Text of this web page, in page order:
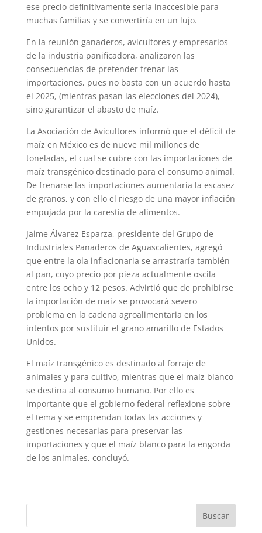
ese precio definitivamente sería inaccesible para
muchas familias y se convertiría en un lujo.
En la reunión ganaderos, avicultores y empresarios
de la industria panificadora, analizaron las
consecuencias de pretender frenar las
importaciones, pues no basta con un acuerdo hasta
el 2025, (mientras pasan las elecciones del 2024),
sino garantizar el abasto de maíz.
La Asociación de Avicultores informó que el déficit de
maíz en México es de nueve mil millones de
toneladas, el cual se cubre con las importaciones de
maíz transgénico destinado para el consumo animal.
De frenarse las im­portaciones aumentaría la escasez
de granos, y con ello el riesgo de una mayor inflación
empujada por la carestía de alimentos.
Jaime Álvarez Esparza, presidente del Grupo de
Industriales Panaderos de Aguas­calientes, agregó
que entre la ola inflaciona­ria se arrastraría también
al pan, cuyo precio por pieza actualmente oscila
entre los ocho y 12 pesos. Advirtió que de prohibirse
la importación de maíz se provocará severo
problema en la cadena agroalimentaria en los
intentos por sustituir el grano amarillo de Estados
Unidos.
El maíz transgénico es destinado al fo­rraje de
animales y para cultivo, mientras que el maíz blanco
se destina al consumo humano. Por ello es
importante que el go­bierno federal reflexione sobre
el tema y se emprendan todas las acciones y
gestiones necesarias para preservar las
importaciones y que el maíz blanco para la engorda
de los animales, concluyó.
Buscar